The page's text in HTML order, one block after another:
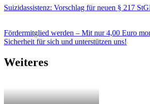
Suizidassistenz: Vorschlag für neuen § 217
Fördermitglied werden – Mit nur 4,00 Euro
Sicherheit für sich und unterstützen uns!
Weiteres